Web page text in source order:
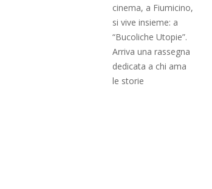
cinema, a Fiumicino,
si vive insieme: a
“Bucoliche Utopie”.
Arriva una rassegna
dedicata a chi ama
le storie